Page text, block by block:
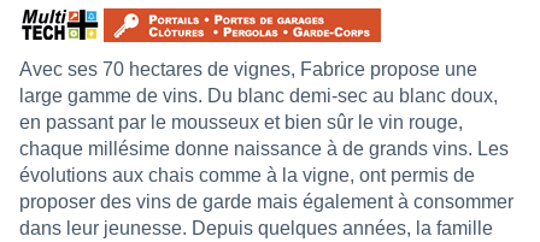
Avec ses 70 hectares de vignes, Fabrice propose une
large gamme de vins. Du blanc demi-sec au blanc doux,
en passant par le mousseux et bien sûr le vin rouge,
chaque millésime donne naissance à de grands vins. Les
évolutions aux chais comme à la vigne, ont permis de
proposer des vins de garde mais également à consommer
dans leur jeunesse. Depuis quelques années, la famille